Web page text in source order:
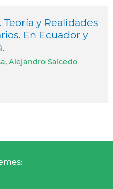
y Realidades
En Ecuador y
, Alejandro Salcedo